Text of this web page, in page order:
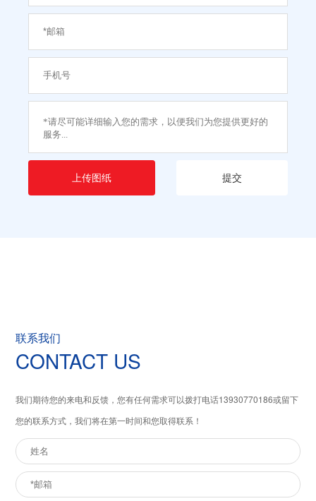
上传图纸 提交
联系我们
CONTACT US
我们期待您的来电和反馈，您有任何需求可以拨打电话13930770186或留下
您的联系方式，我们将在第一时间和您取得联系！